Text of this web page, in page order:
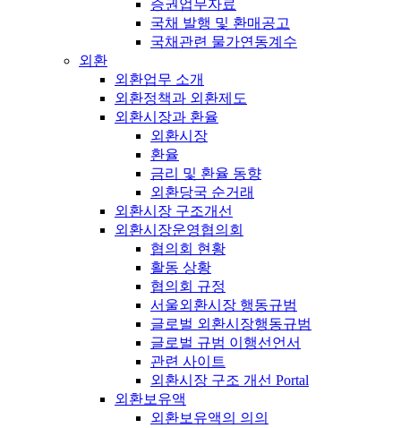
증권업무자료
국채 발행 및 환매공고
국채관련 물가연동계수
외환
외환업무 소개
외환정책과 외환제도
외환시장과 환율
외환시장
환율
금리 및 환율 동향
외환당국 순거래
외환시장 구조개선
외환시장운영협의회
협의회 현황
활동 상황
협의회 규정
서울외환시장 행동규범
글로벌 외환시장행동규범
글로벌 규범 이행선언서
관련 사이트
외환시장 구조 개선 Portal
외환보유액
외환보유액의 의의